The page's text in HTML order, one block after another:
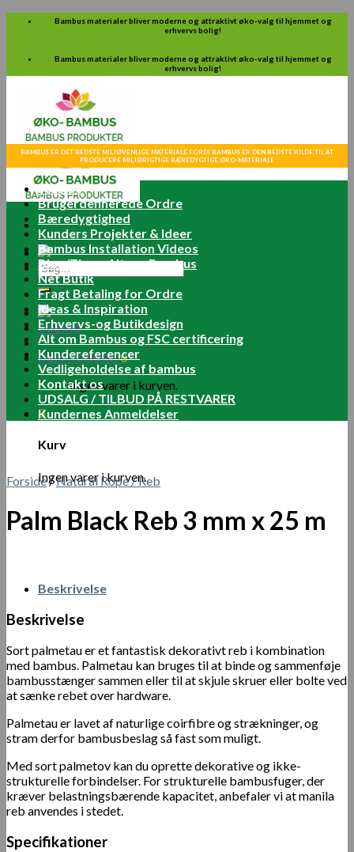
Skip
Bambus materialer bliver moderne og attraktivt øko-valg til hjemmet og
erhvervs bolig!
Bambus materialer bliver moderne og attraktivt øko-valg til hjemmet og
erhvervs bolig!
Søg
efter:
Log ind
Kurv /0.00kr.0
Ingen varer i kurven.
0
Kurv
Ingen varer i kurven.
BAMBUS ER DET BEDSTE MILJØVENLIGE MATERIALE FORDI BAMBUS ER DEN BEDSTE KILDE TIL AT
PRODUCERE MILJØRIGTIGE BÆREDYGTIGE ØKO-MATERIALE
Forside
Brugerdefinerede Ordre
Bæredygtighed
Kunders Projekter & Ideer
Bambus Installation Videos
Blog/Tips – Alt om Bambus
Net Butik
Fragt Betaling for Ordre
Ideas & Inspiration
Erhvervs-og Butikdesign
Alt om Bambus og FSC certificering
Kundereferencer
Vedligeholdelse af bambus
Kontakt os
UDSALG / TILBUD PÅ RESTVARER
Kundernes Anmeldelser
Forside/Natural Rope / Reb
Palm Black Reb 3 mm x 25 m
Beskrivelse
Beskrivelse
Sort palmetau er et fantastisk dekorativt reb i kombination
med bambus. Palmetau kan bruges til at binde og sammenføje
bambusstænger sammen eller til at skjule skruer eller bolte ved
at sænke rebet over hardware.
Palmetau er lavet af naturlige coirfibre og strækninger, og
stram derfor bambusbeslag så fast som muligt.
Med sort palmetov kan du oprette dekorative og ikke-
strukturelle forbindelser. For strukturelle bambusfuger, der
kræver belastningsbærende kapacitet, anbefaler vi at manila
reb anvendes i stedet.
Specifikationer